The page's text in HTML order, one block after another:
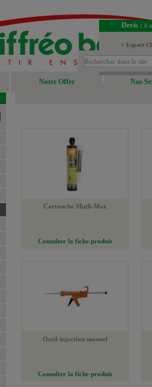
Devis : 0
> Espace
> Espace
Notre Offre Nos
Cartouche Mutli-Max
Consulter la fiche produit
Outil injection manuel
Consulter la fiche produit